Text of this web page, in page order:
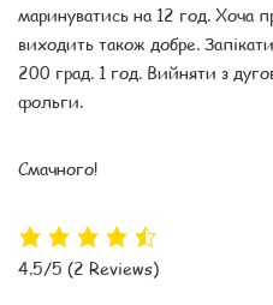
маринуватись на 12 год. Хоча
виходить також добре.
200 град. 1 год. Вийняти з
фольги.
Смачного!
4.5/5 (2 Reviews)